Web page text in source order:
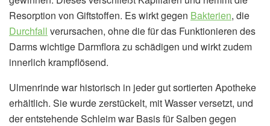
Resorption von Giftstoffen. Es wirkt gegen Bakterien, die
Durchfall verursachen, ohne die für das Funktionieren des
Darms wichtige Darmflora zu schädigen und wirkt zudem
innerlich krampflösend.
Ulmenrinde war historisch in jeder gut sortierten Apotheke
erhältlich. Sie wurde zerstückelt, mit Wasser versetzt, und
der entstehende Schleim war Basis für Salben gegen